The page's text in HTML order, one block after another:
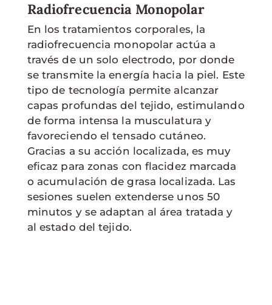
Radiofrecuencia Monopolar
En los tratamientos corporales, la
radiofrecuencia monopolar actúa a
través de un solo electrodo, por donde
se transmite la energía hacia la piel. Este
tipo de tecnología permite alcanzar
capas profundas del tejido, estimulando
de forma intensa la musculatura y
favoreciendo el tensado cutáneo.
Gracias a su acción localizada, es muy
eficaz para zonas con flacidez marcada
o acumulación de grasa localizada. Las
sesiones suelen extenderse unos 50
minutos y se adaptan al área tratada y
al estado del tejido.